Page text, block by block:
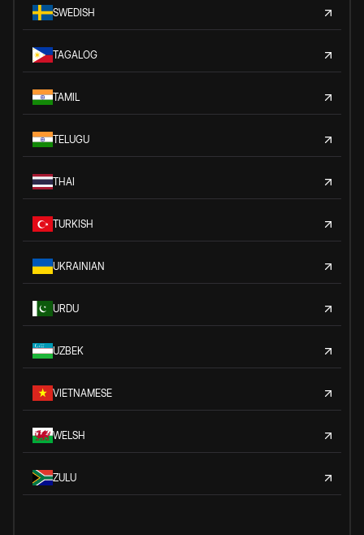
SWEDISH
TAGALOG
TAMIL
TELUGU
THAI
TURKISH
UKRAINIAN
URDU
UZBEK
VIETNAMESE
WELSH
ZULU